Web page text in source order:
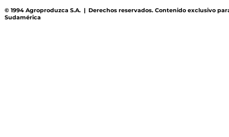
© 1994 Agroproduzca S.A. | Derechos reservados. Contenido exclusivo
Sudamérica